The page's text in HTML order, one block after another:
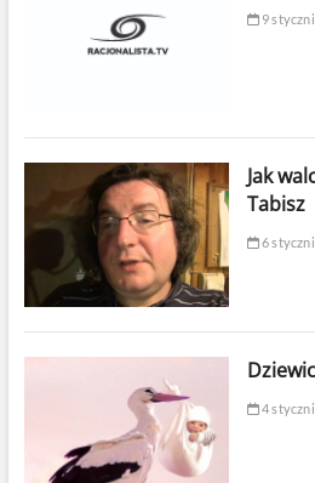
9
Jak
Tabisz
6
4